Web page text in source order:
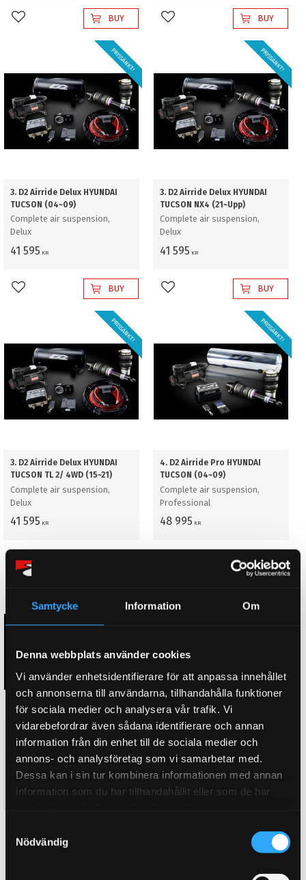
Samtycke Information Om
Denna webbplats använder cookies
Vi använder enhetsidentifierare för att anpassa innehållet
och annonserna till användarna, tillhandahålla funktioner
för sociala medier och analysera vår trafik. Vi
vidarebefordrar även sådana identifierare och annan
information från din enhet till de sociala medier och
annons- och analysföretag som vi samarbetar med.
Dessa kan i sin tur kombinera informationen med annan
information som du har tillhandahållit eller som de har
Nödvändig
Add to favorites BUY Add to favorites BUY
3. D2 Airride Delux HYUNDAI
TUCSON (04~09)
Complete air suspension,
Delux
41 595 KR
PRISSÄNKT!
Add to favorites BUY
3. D2 Airride Delux HYUNDAI
TUCSON NX4 (21~Upp)
Complete air suspension,
Delux
41 595 KR
PRISSÄNKT!
Add to favorites BUY
3. D2 Airride Delux HYUNDAI
TUCSON TL 2/ 4WD (15~21)
Complete air suspension,
Delux
41 595 KR
PRISSÄNKT!
Add to favorites
4. D2 Airride Pro HYUNDAI
TUCSON (04~09)
Complete air suspension,
Professional
48 995 KR
PRISSÄNKT!
Add to favorites BUY
TUCSON NX4 (21~Upp)
Complete air suspension,
Professional
48 995 KR
PRISSÄNKT!
Add to favorites
TUCSON TL 2/ 4WD (15~21)
Complete air suspension,
Professional
48 995 KR
PRISSÄNKT!
BUY
PRISSÄNKT!